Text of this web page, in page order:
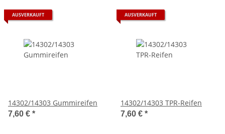
AUSVERKAUFT
14302/14303 Gummireifen
7,60 € *
AUSVERKAUFT
14302/14303 TPR-Reifen
7,60 € *